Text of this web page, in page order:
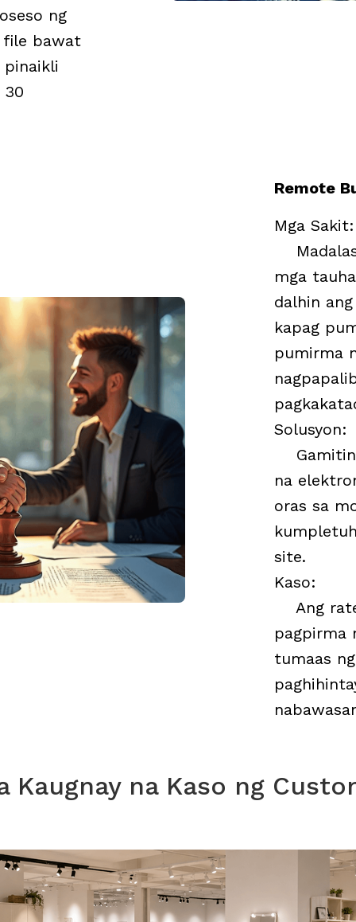
ng
file bawat
pinaikli
30
Remote
Mga Sakit:
mga
dalhin
kapag
pumirma
Solusyon:
Gamitin
na
oras sa
site.
Kaso:
Ang
pagpirma
tumaas
Kaugnay na Kaso ng